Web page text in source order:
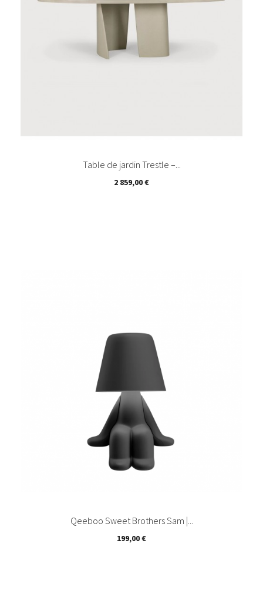
Table de jardin Trestle –...
Prix
2 859,00 €
Qeeboo Sweet Brothers Sam |...
Prix
199,00 €